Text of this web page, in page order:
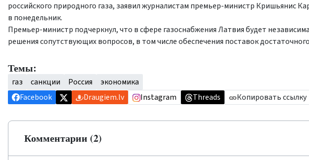
российского природного газа, заявил журналистам премьер-министр Кришьянис
в понедельник.
Премьер-министр подчеркнул, что в сфере газоснабжения Латвия будет
решения сопутствующих вопросов, в том числе обеспечения поставок
Темы:
газ санкции Россия
экономика
Facebook
Draugiem.lv Instagram Threads Копировать ссылку
Комментарии (2)